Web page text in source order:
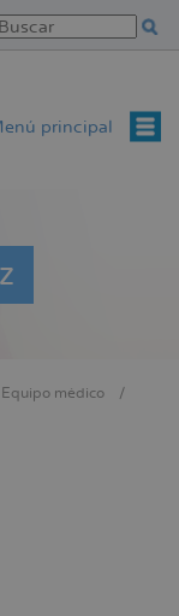
principal
Equipo médico